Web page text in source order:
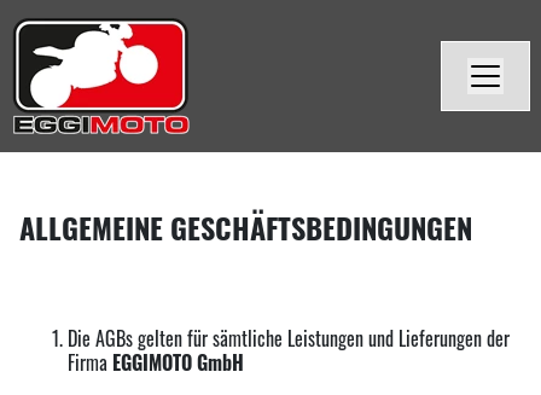
ALLGEMEINE GESCHÄFTSBEDINGUNGEN
Die AGBs gelten für sämtliche Leistungen und Lieferungen der
Firma EGGIMOTOGmbH